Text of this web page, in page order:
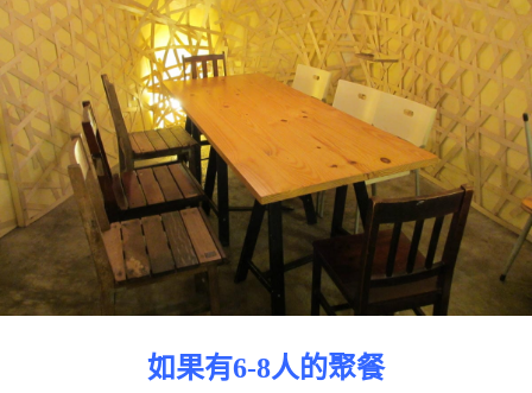
如果有6-8人的聚餐